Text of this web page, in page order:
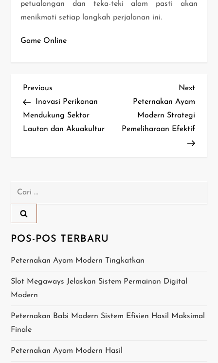
petualangan dan teka-teki alam pasti akan
menikmati setiap langkah perjalanan ini.
Game Online
N
a
v
a
s
i
p
o
Previous
Post
Previous
Inovasi Perikanan
Mendukung Sektor
Lautan dan Akuakultur
Next
Post
Next
Peternakan Ayam
Modern Strategi
Pemeliharaan Efektif
Cari
POS-POS TERBARU
Peternakan Ayam Modern Tingkatkan
Slot Megaways Jelaskan Sistem Permainan Digital
Modern
Peternakan Babi Modern Sistem Efisien Hasil Maksimal
Finale
Peternakan Ayam Modern Hasil